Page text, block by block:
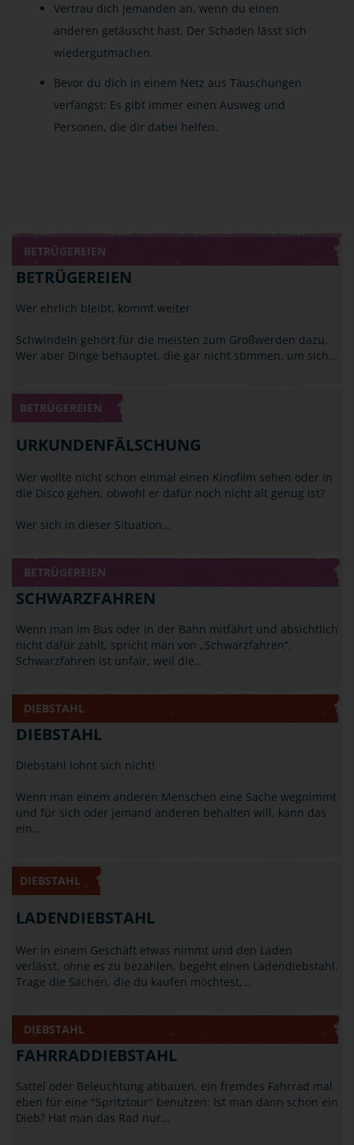
Vertrau dich jemanden an, wenn du einen
anderen getäuscht hast. Der Schaden lässt sich
wiedergutmachen.
Bevor du dich in einem Netz aus Täuschungen
verfängst: Es gibt immer einen Ausweg und
Personen, die dir dabei helfen.
BETRÜGEREIEN
BETRÜGEREIEN
Wer ehrlich bleibt, kommt weiter
Schwindeln gehört für die meisten zum Großwerden dazu.
Wer aber Dinge behauptet, die gar nicht stimmen, um sich…
BETRÜGEREIEN
URKUNDENFÄLSCHUNG
Wer wollte nicht schon einmal einen Kinofilm sehen oder in
die Disco gehen, obwohl er dafür noch nicht alt genug ist?
Wer sich in dieser Situation…
BETRÜGEREIEN
SCHWARZFAHREN
Wenn man im Bus oder in der Bahn mitfährt und absichtlich
nicht dafür zahlt, spricht man von „Schwarzfahren“.
Schwarzfahren ist unfair, weil die…
DIEBSTAHL
DIEBSTAHL
Diebstahl lohnt sich nicht!
Wenn man einem anderen Menschen eine Sache wegnimmt
und für sich oder jemand anderen behalten will, kann das
ein…
DIEBSTAHL
LADENDIEBSTAHL
Wer in einem Geschäft etwas nimmt und den Laden
verlässt, ohne es zu bezahlen, begeht einen Ladendiebstahl.
Trage die Sachen, die du kaufen möchtest,…
DIEBSTAHL
FAHRRADDIEBSTAHL
Sattel oder Beleuchtung abbauen, ein fremdes Fahrrad mal
eben für eine "Spritztour" benutzen: Ist man dann schon ein
Dieb? Hat man das Rad nur…